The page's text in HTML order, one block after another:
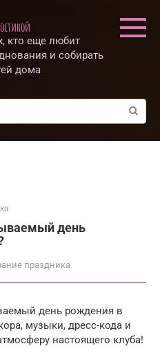
кто еще любит
и собирать
дома
день
праздника
день рождения в
музыки, дресс-кода и
настоящего клуба!